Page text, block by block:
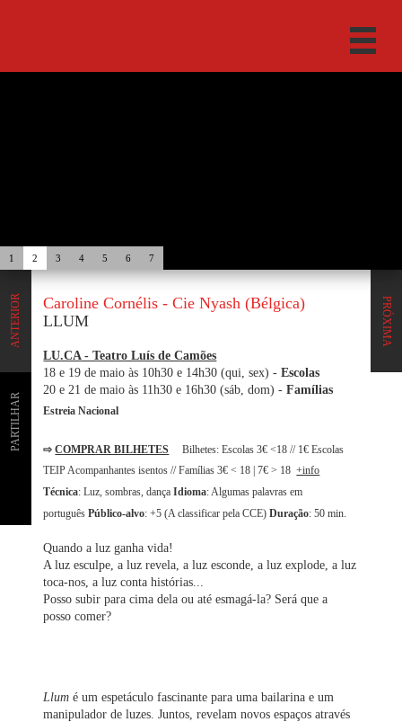
1 2 3 4 5 6 7
PRÓXIMA
ANTERIOR
PARTILHAR
Caroline Cornélis - Cie Nyash (Bélgica)
LLUM
LU.CA - Teatro Luís de Camões
18 e 19 de maio às 10h30 e 14h30 (qui, sex) -Escolas
20 e 21 de maio às 11h30 e 16h30 (sáb, dom) -Famílias
Estreia Nacional
⇨COMPRAR BILHETES
Bilhetes: Escolas 3€ <18 // 1€ Escolas
TEIP Acompanhantes isentos // Famílias 3€ < 18 | 7€ > 18+info
Técnica: Luz, sombras, dançaIdioma: Algumas palavras em
portuguêsPúblico-alvo: +5 (A classificar pela CCE)Duração: 50 min.
Quando a luz ganha vida!
A luz esculpe, a luz revela, a luz esconde, a luz explode, a luz
toca-nos, a luz conta histórias...
Posso subir para cima dela ou até esmagá-la? Será que a
posso comer?
Llum é um espetáculo fascinante para uma bailarina e um
manipulador de luzes. Juntos, revelam novos espaços através